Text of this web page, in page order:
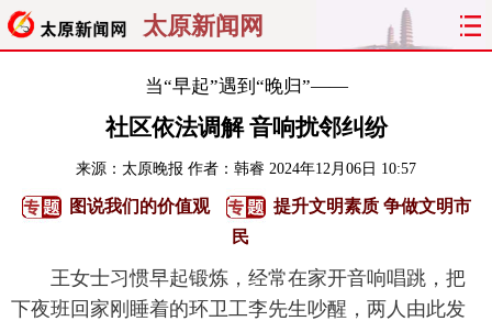
太原新闻网
聚焦 太原
关注 文明
纵横 曝光 综合 专题
看天下 晋月读 最太原 网罗民生
当“早起”遇到“晚归”——
社区依法调解 音响扰邻纠纷
来源： 太原晚报 作者：韩睿 2024年12月06日 10:57
图说我们的价值观
提升文明素质 争做文明市
民
王女士习惯早起锻炼，经常在家开音响唱跳，把
下夜班回家刚睡着的环卫工李先生吵醒，两人由此发